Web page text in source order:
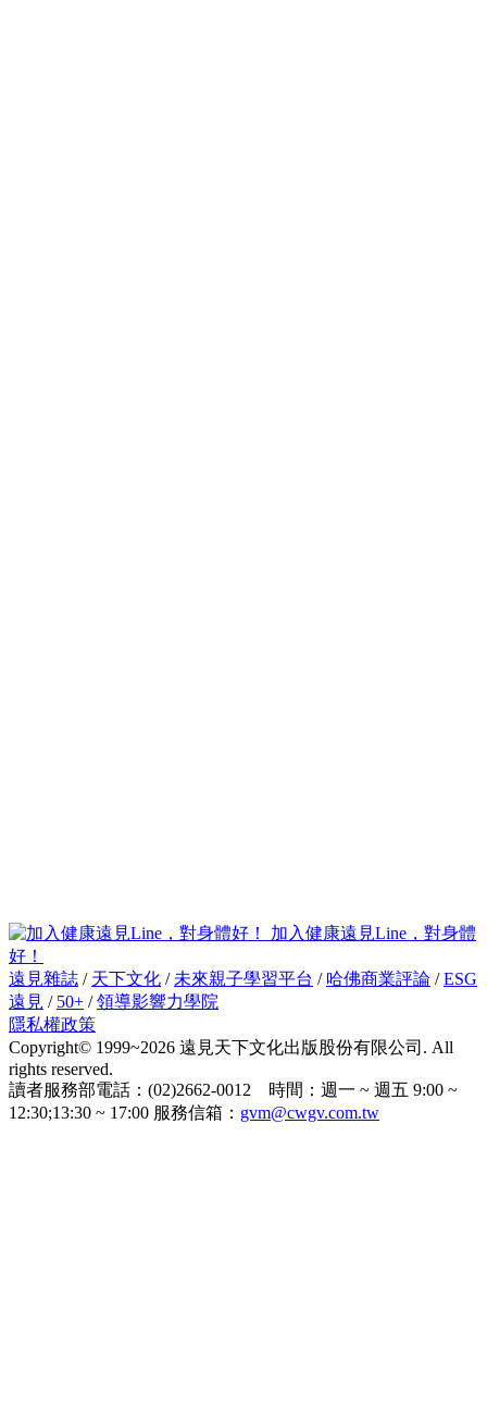
加入健康遠見Line，對身體
好！
遠見雜誌 / 天下文化 / 未來親子學習平台 / 哈佛商業評論 /ESG
遠見 / 50+ /領導影響力學院
隱私權政策
Copyright© 1999~2026 遠見天下文化出版股份有限公司. All
rights reserved.
讀者服務部電話：(02)2662-0012 時間：週一 ~ 週五 9:00 ~
12:30;13:30 ~ 17:00 服務信箱： gvm@cwgv.com.tw